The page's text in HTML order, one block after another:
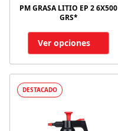
PM GRASA LITIO EP 2 6X500
GRS*
Ver opciones
DESTACADO